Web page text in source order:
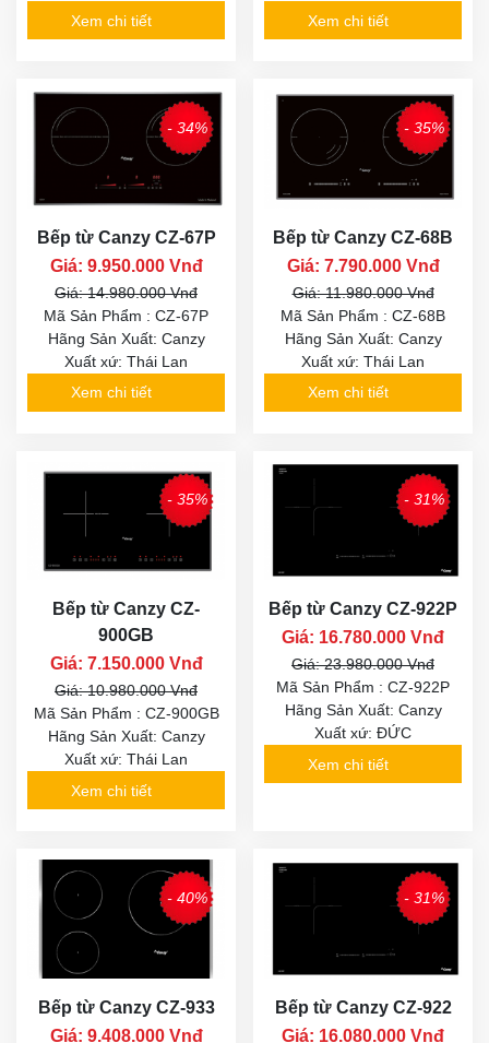
Xem chi tiết
Xem chi tiết
- 34%
Bếp từ Canzy CZ-67P
Giá: 9.950.000 Vnđ
Giá: 14.980.000 Vnđ
Mã Sản Phẩm : CZ-67P
Hãng Sản Xuất: Canzy
Xuất xứ: Thái Lan
Xem chi tiết
- 35%
Bếp từ Canzy CZ-68B
Giá: 7.790.000 Vnđ
Giá: 11.980.000 Vnđ
Mã Sản Phẩm : CZ-68B
Hãng Sản Xuất: Canzy
Xuất xứ: Thái Lan
Xem chi tiết
- 35%
Bếp từ Canzy CZ-
900GB
Giá: 7.150.000 Vnđ
Giá: 10.980.000 Vnđ
Mã Sản Phẩm : CZ-900GB
Hãng Sản Xuất: Canzy
Xuất xứ: Thái Lan
Xem chi tiết
- 31%
Bếp từ Canzy CZ-922P
Giá: 16.780.000 Vnđ
Giá: 23.980.000 Vnđ
Mã Sản Phẩm : CZ-922P
Hãng Sản Xuất: Canzy
Xuất xứ: ĐỨC
Xem chi tiết
- 40%
Bếp từ Canzy CZ-933
Giá: 9.408.000 Vnđ
- 31%
Bếp từ Canzy CZ-922
Giá: 16.080.000 Vnđ